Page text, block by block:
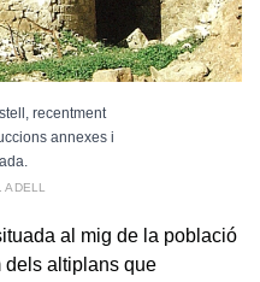
recentment
annexes i
ADELL
al mig de la població
dels altiplans que